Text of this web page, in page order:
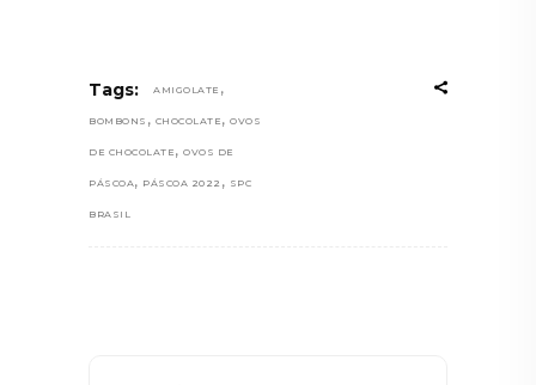
Tags: AMIGOLATE ,
BOMBONS , CHOCOLATE , OVOS
DE CHOCOLATE , OVOS DE
PÁSCOA, PÁSCOA 2022 , SPC
BRASIL